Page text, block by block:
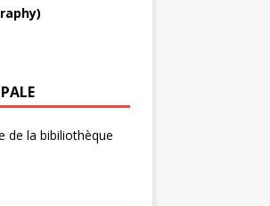
de la bibiliothèque